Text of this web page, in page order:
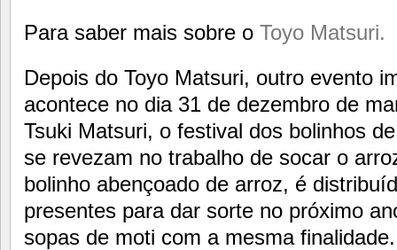
Para saber mais sobre o Toyo Matsuri.
Depois do Toyo Matsuri, outro evento
acontece no dia 31 de dezembro de
Tsuki Matsuri, o festival dos bolinhos
se revezam no trabalho de socar o
bolinho abençoado de arroz, é
presentes para dar sorte no próximo
sopas de moti com a mesma finalidade.